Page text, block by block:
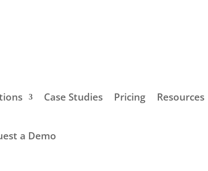
Case Studies Pricing Resources
a Demo